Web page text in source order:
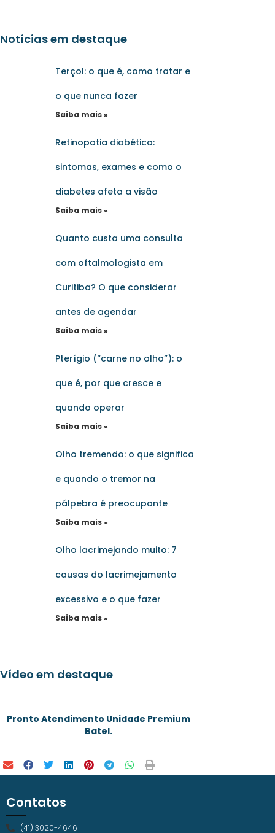
Notícias em destaque
Terçol: o que é, como tratar e
o que nunca fazer
Saiba mais »
Retinopatia diabética:
sintomas, exames e como o
diabetes afeta a visão
Saiba mais »
Quanto custa uma consulta
com oftalmologista em
Curitiba? O que considerar
antes de agendar
Saiba mais »
Pterígio (“carne no olho”): o
que é, por que cresce e
quando operar
Saiba mais »
Olho tremendo: o que significa
e quando o tremor na
pálpebra é preocupante
Saiba mais »
Olho lacrimejando muito: 7
causas do lacrimejamento
excessivo e o que fazer
Saiba mais »
Vídeo em destaque
Pronto Atendimento Unidade Premium
Batel.
Contatos
(41) 3020-4646